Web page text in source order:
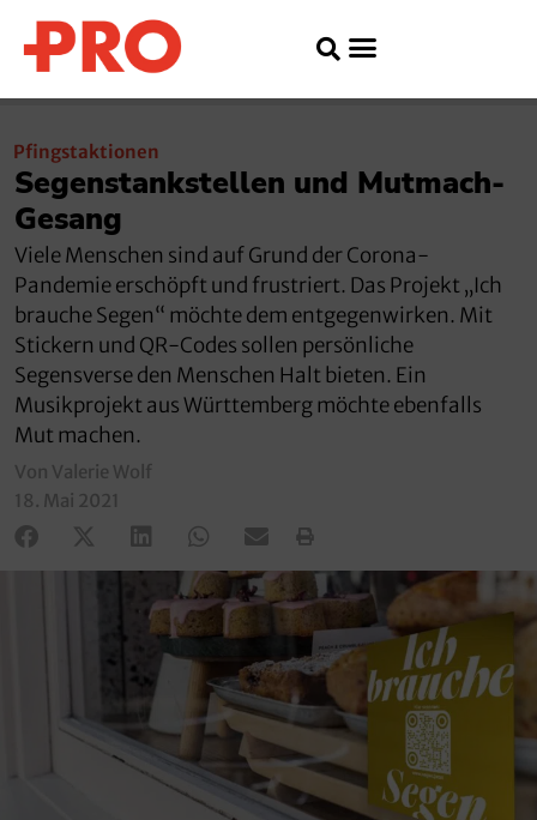
Pfingstaktionen
Segenstankstellen und Mutmach-
Gesang
Viele Menschen sind auf Grund der Corona-
Pandemie erschöpft und frustriert. Das Projekt „Ich
brauche Segen“ möchte dem entgegenwirken. Mit
Stickern und QR-Codes sollen persönliche
Segensverse den Menschen Halt bieten. Ein
Musikprojekt aus Württemberg möchte ebenfalls
Mut machen.
Von Valerie Wolf
18. Mai 2021